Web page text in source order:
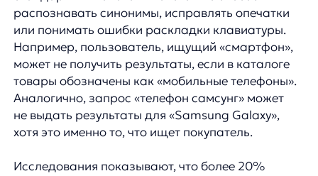
пользователей покидают сайт, не пытаясь
переформулировать запрос.
Отсутствие автозаполнения и подсказок
Современные пользователи привыкли к удобству,
которое предоставляют крупные поисковые
системы, такие как Google, с их функциями
автозаполнения и подсказок. Отсутствие этих
функций на сайте интернет-магазина создает
ощущение устаревшего сервиса и усложняет